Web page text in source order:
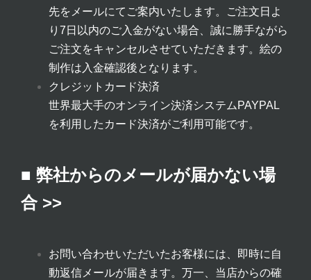
先をメールにてご案内いたします。ご注文日よ
り7日以内のご入金がない場合、誠に勝手ながら
ご注文をキャンセルさせていただきます。絵の
制作は入金確認後となります。
クレジットカード決済
世界最大手のオンライン決済システムPAYPAL
を利用したカード決済がご利用可能です。
■ 弊社からのメールが届かない場
合 >>
お問い合わせいただいたお客様には、即時に自
動返信メールが届きます。万一、当店からの確